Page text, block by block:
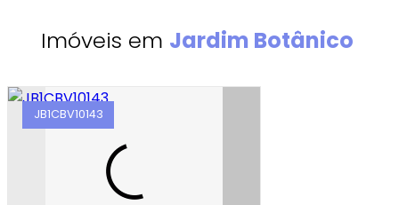
Imóveis em Jardim Botânico
JB1CBV10143